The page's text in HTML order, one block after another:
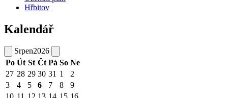
Hřbitov
Kalendář
Srpen2026
Po Út St Čt Pá So Ne
27 28 29 30 31 1
2
3
4 5 6 7 8
9